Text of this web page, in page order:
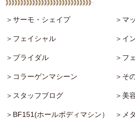
＞サーモ・シェイプ ＞マ
＞フェイシャル ＞イ
＞ブライダル ＞フ
＞コラーゲンマシーン ＞そ
＞スタッフブログ ＞美
＞BF151(ホールボディマシン） ＞メ